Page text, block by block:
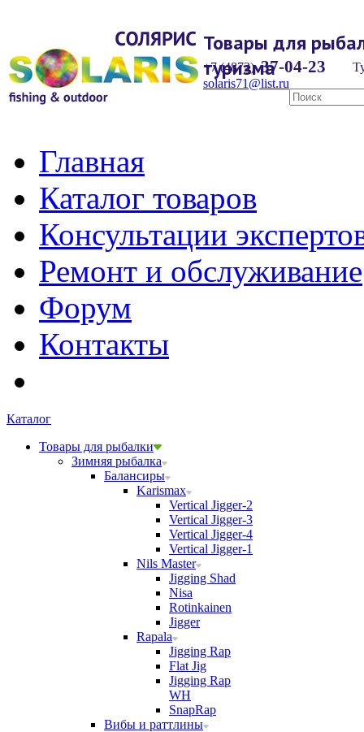
Товары для
туризма
+7 (4872) 37-04-23
solaris71@list.ru
Главная
Каталог товаров
Консультации
Ремонт и обслуживание
Форум
Контакты
Каталог
Товары для рыбалки
Зимняя рыбалка
Балансиры
Karismax
Vertical Jigger-2
Vertical Jigger-3
Vertical Jigger-4
Vertical Jigger-1
Nils Master
Jigging Shad
Nisa
Rotinkainen
Jigger
Rapala
Jigging Rap
Flat Jig
Jigging Rap
WH
SnapRap
Вибы и раттлины